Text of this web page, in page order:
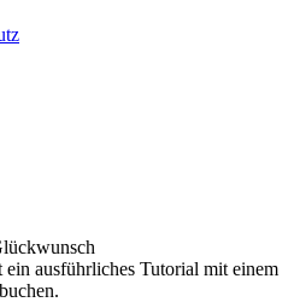
ausführliches Tutorial mit einem